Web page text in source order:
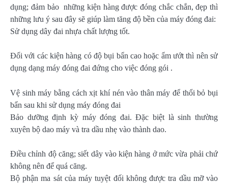
dụng; đảm bảo những kiện hàng được đóng chắc chắn, đẹp thì
những lưu ý sau đây sẽ giúp làm tăng độ bền của máy đóng đai:
Sử dụng dây đai nhựa chất lượng tốt.
Đối với các kiện hàng có độ bụi bẩn cao hoặc ẩm ướt thì nên sử
dụng dạng máy đóng đai đứng cho việc đóng gói .
Vệ sinh máy bằng cách xịt khí nén vào thân máy để thổi bỏ bụi
bẩn sau khi sử dụng máy đóng đai
Bảo dưỡng định kỳ máy đóng đai. Đặc biệt là sinh thường
xuyên bộ dao máy và tra dầu nhẹ vào thành dao.
Điều chỉnh độ căng; siết dây vào kiện hàng ở mức vừa phải chứ
không nên để quá căng.
Bộ phận ma sát của máy tuyệt đối không được tra dầu mỡ vào